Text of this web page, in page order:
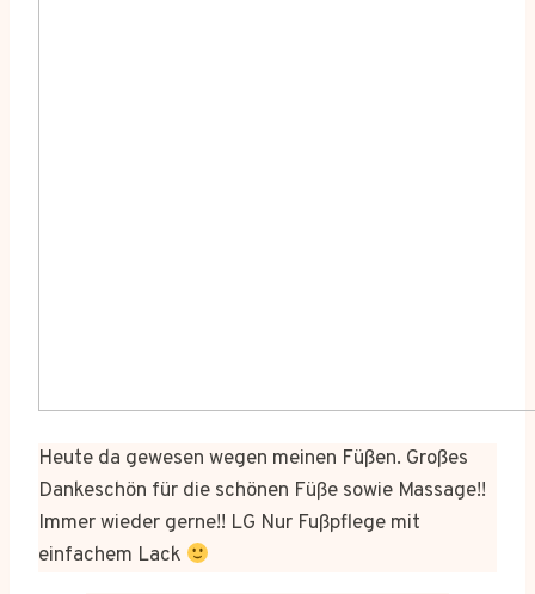
Heute da gewesen wegen meinen Füßen. Großes
Dankeschön für die schönen Füße sowie Massage!!
Immer wieder gerne!! LG Nur Fußpflege mit
einfachem Lack